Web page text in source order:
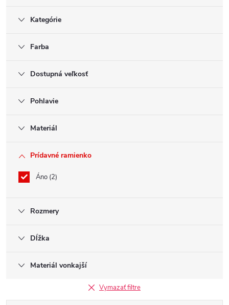
Kategórie
Farba
Dostupná veľkosť
Pohlavie
Materiál
Prídavné ramienko
Áno 2
Rozmery
Dĺžka
Materiál vonkajší
Vymazať filtre